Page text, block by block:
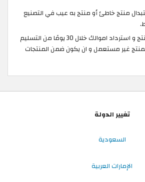
منتج خاطئ أو منتج به عيب في التصنيع
يمكنك ارجاع منتج و استرداد اموالك خلال 30 يومًا من التسليم
غير مستعمل و ان يكون ضمن المنتجات
تغيير الدولة
السعودية
الإمارات العربية